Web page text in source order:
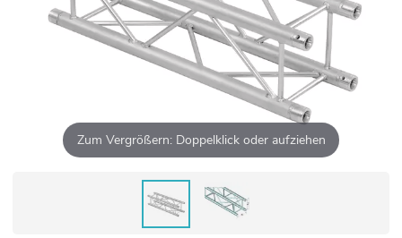
Zum Vergrößern: Doppelklick oder aufziehen